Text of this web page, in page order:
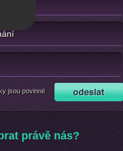
jsou povinné
právě nás?